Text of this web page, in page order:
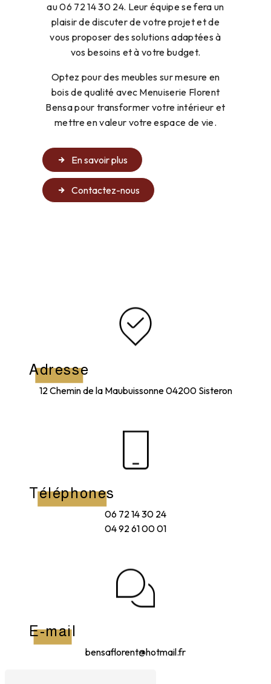
au 06 72 14 30 24. Leur équipe se fera un
plaisir de discuter de votre projet et de
vous proposer des solutions adaptées à
vos besoins et à votre budget.
Optez pour des meubles sur mesure en
bois de qualité avec Menuiserie Florent
Bensa pour transformer votre intérieur et
mettre en valeur votre espace de vie.
En savoir plus
Contactez-nous
Adresse
12 Chemin de la Maubuissonne04200 Sisteron
Téléphones
06 72 14 30 24
04 92 61 00 01
E-mail
bensaflorent@hotmail.fr